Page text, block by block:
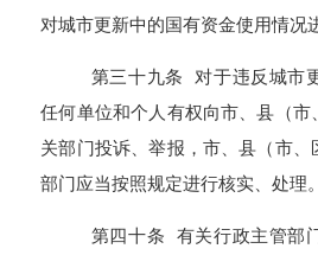
对城市更新中的国有资金使用情况
第三十九条 对于违反城市
任何单位和个人有权向市、县（
关部门投诉、举报，市、县（市、
部门应当按照规定进行核实、处理。
第四十条 有关行政主管部